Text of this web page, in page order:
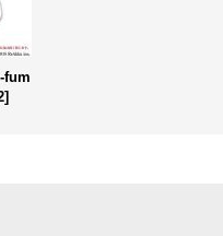
fum
]